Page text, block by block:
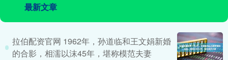
最新文章
拉伯配资官网 1962年，孙道临和王文娟新婚
的合影，相濡以沫45年，堪称模范夫妻